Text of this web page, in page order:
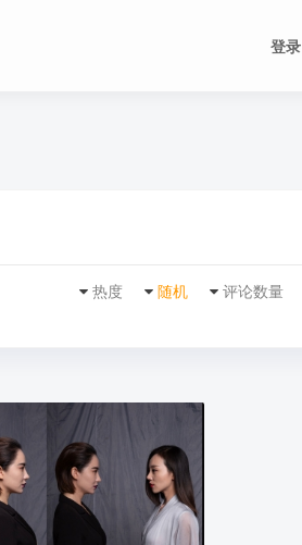
登录
评论数量
随机
热度